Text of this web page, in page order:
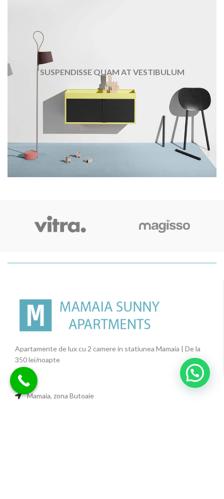
KITCHEN
SUSPENDISSE QUAM AT VESTIBULUM
Apartamente de lux cu 2 camere in statiunea Mamaia | De la
350 lei/noapte
Mamaia, zona Butoaie